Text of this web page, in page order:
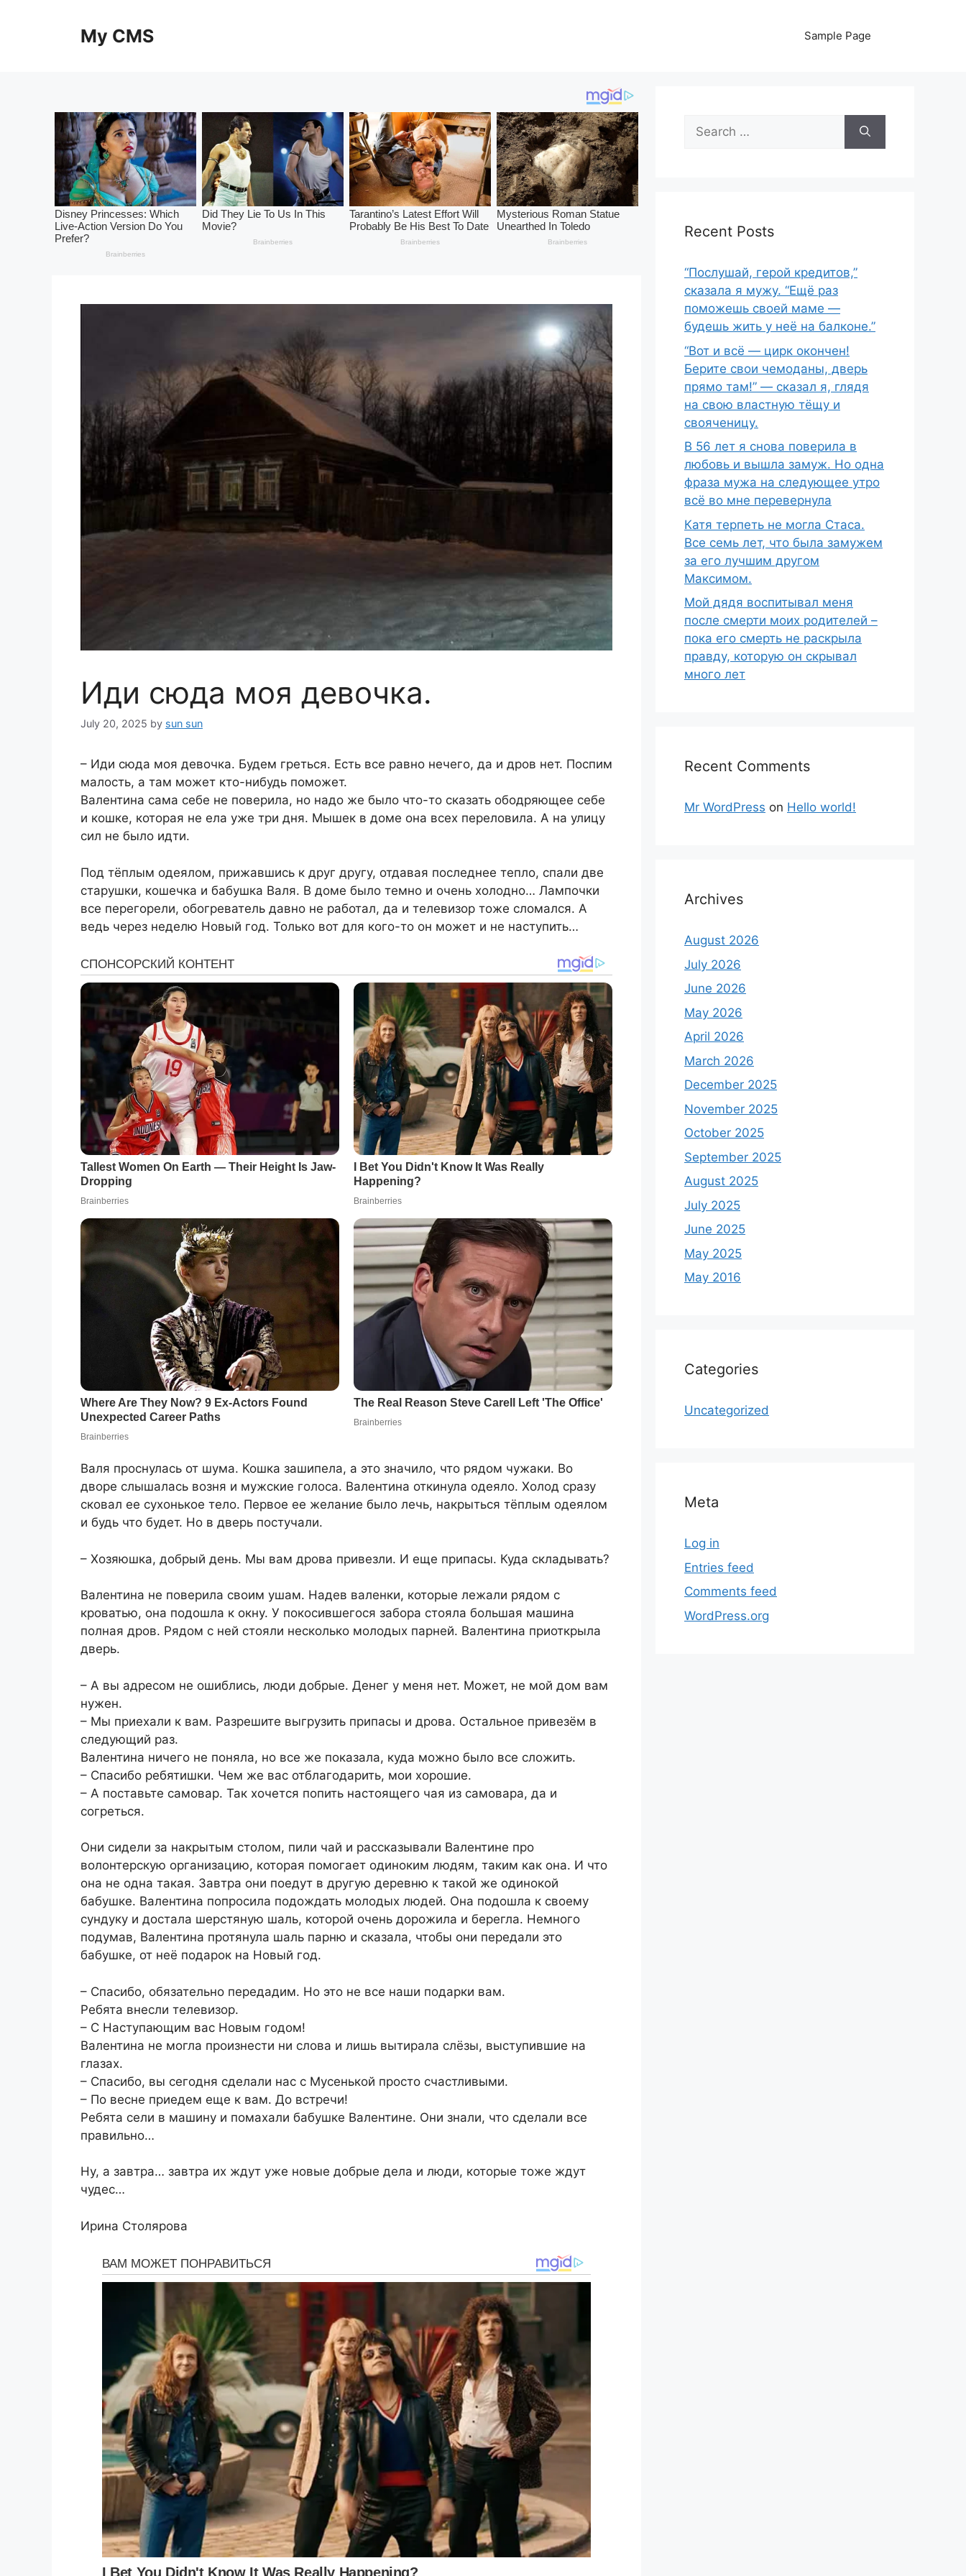
My CMS Sample Page
Иди сюда моя девочка.
July 20, 2025 by sun sun
– Иди сюда моя девочка. Будем греться. Есть все равно нечего, да и дров нет. Поспим
малость, а там может кто-нибудь поможет.
Валентина сама себе не поверила, но надо же было что-то сказать ободряющее себе
и кошке, которая не ела уже три дня. Мышек в доме она всех переловила. А на улицу
сил не было идти.
Под тёплым одеялом, прижавшись к друг другу, отдавая последнее тепло, спали две
старушки, кошечка и бабушка Валя. В доме было темно и очень холодно… Лампочки
все перегорели, обогреватель давно не работал, да и телевизор тоже сломался. А
ведь через неделю Новый год. Только вот для кого-то он может и не наступить…
Валя проснулась от шума. Кошка зашипела, а это значило, что рядом чужаки. Во
дворе слышалась возня и мужские голоса. Валентина откинула одеяло. Холод сразу
сковал ее сухонькое тело. Первое ее желание было лечь, накрыться тёплым одеялом
и будь что будет. Но в дверь постучали.
– Хозяюшка, добрый день. Мы вам дрова привезли. И еще припасы. Куда складывать?
Валентина не поверила своим ушам. Надев валенки, которые лежали рядом с
кроватью, она подошла к окну. У покосившегося забора стояла большая машина
полная дров. Рядом с ней стояли несколько молодых парней. Валентина приоткрыла
дверь.
– А вы адресом не ошиблись, люди добрые. Денег у меня нет. Может, не мой дом вам
нужен.
– Мы приехали к вам. Разрешите выгрузить припасы и дрова. Остальное привезём в
следующий раз.
Валентина ничего не поняла, но все же показала, куда можно было все сложить.
– Спасибо ребятишки. Чем же вас отблагодарить, мои хорошие.
– А поставьте самовар. Так хочется попить настоящего чая из самовара, да и
согреться.
Они сидели за накрытым столом, пили чай и рассказывали Валентине про
волонтерскую организацию, которая помогает одиноким людям, таким как она. И что
она не одна такая. Завтра они поедут в другую деревню к такой же одинокой
бабушке. Валентина попросила подождать молодых людей. Она подошла к своему
сундуку и достала шерстяную шаль, которой очень дорожила и берегла. Немного
подумав, Валентина протянула шаль парню и сказала, чтобы они передали это
бабушке, от неё подарок на Новый год.
– Спасибо, обязательно передадим. Но это не все наши подарки вам.
Ребята внесли телевизор.
– С Наступающим вас Новым годом!
Валентина не могла произнести ни слова и лишь вытирала слёзы, выступившие на
глазах.
– Спасибо, вы сегодня сделали нас с Мусенькой просто счастливыми.
– По весне приедем еще к вам. До встречи!
Ребята сели в машину и помахали бабушке Валентине. Они знали, что сделали все
правильно…
Ну, а завтра… завтра их ждут уже новые добрые дела и люди, которые тоже ждут
чудес…
Ирина Столярова
Search
for:
Recent Posts
“Послушай, герой кредитов,”
сказала я мужу. “Ещё раз
поможешь своей маме —
будешь жить у неё на балконе.”
“Вот и всё — цирк окончен!
Берите свои чемоданы, дверь
прямо там!” — сказал я, глядя
на свою властную тёщу и
свояченицу.
В 56 лет я снова поверила в
любовь и вышла замуж. Но одна
фраза мужа на следующее утро
всё во мне перевернула
Катя терпеть не могла Стаса.
Все семь лет, что была замужем
за его лучшим другом
Максимом.
Мой дядя воспитывал меня
после смерти моих родителей –
пока его смерть не раскрыла
правду, которую он скрывал
много лет
Recent Comments
Mr WordPress on Hello world!
Archives
August 2026
July 2026
June 2026
May 2026
April 2026
March 2026
December 2025
November 2025
October 2025
September 2025
August 2025
July 2025
June 2025
May 2025
May 2016
Categories
Uncategorized
Meta
Log in
Entries feed
Comments feed
WordPress.org